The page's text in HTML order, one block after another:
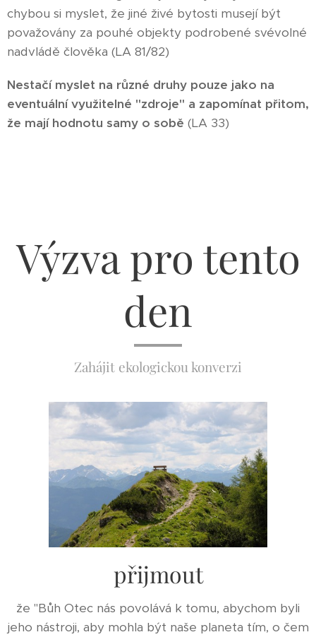
chybou si myslet, že jiné živé bytosti musejí být
považovány za pouhé objekty podrobené svévolné
nadvládě člověka (LA 81/82)
Nestačí myslet na různé druhy pouze jako na
eventuální využitelné "zdroje" a zapomínat přitom,
že mají hodnotu samy o sobě (LA 33)
Výzva pro tento
den
Zahájit ekologickou konverzi
přijmout
že "Bůh Otec nás povolává k tomu, abychom byli
jeho nástroji, aby mohla být naše planeta tím, o čem